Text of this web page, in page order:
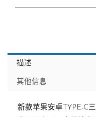
描述
其他信息
新款苹果安卓TYPE-C